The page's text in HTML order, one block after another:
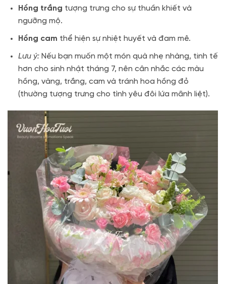
Hồng trắng tượng trưng cho sự thuần khiết và
ngưỡng mộ.
Hồng cam thể hiện sự nhiệt huyết và đam mê.
Lưu ý:Nếu bạn muốn một món quà nhẹ nhàng, tinh tế
hơn cho sinh nhật tháng 7, nên cân nhắc các màu
hồng, vàng, trắng, cam và tránh hoa hồng đỏ
(thường tượng trưng cho tình yêu đôi lứa mãnh liệt).